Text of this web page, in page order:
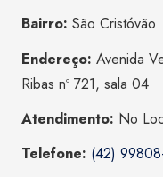
Bairro: São Cristóvão
Endereço: Avenida
Ribas nº 721, sala 04
Atendimento: No
Telefone: (42)